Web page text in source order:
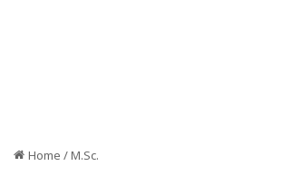
Home / M.Sc.